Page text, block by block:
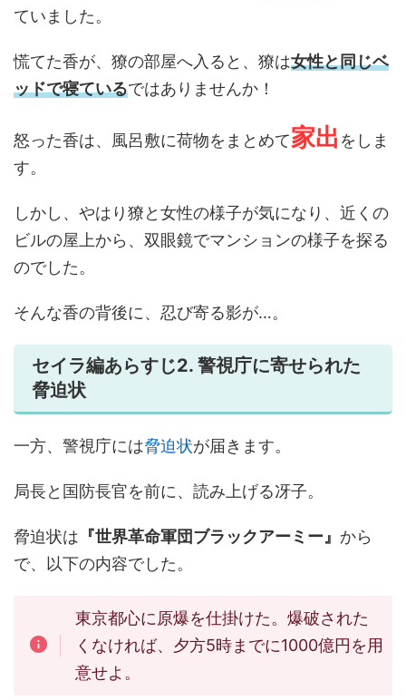
ていました。
慌てた香が、獠の部屋へ入ると、獠は女性と同じベ
ッドで寝ているではありませんか！
怒った香は、風呂敷に荷物をまとめて家出 をしま
す。
しかし、やはり獠と女性の様子が気になり、近くの
ビルの屋上から、双眼鏡でマンションの様子を探る
のでした。
そんな香の背後に、忍び寄る影が…。
セイラ編あらすじ2. 警視庁に寄せられた
脅迫状
一方、警視庁には脅迫状が届きます。
局長と国防長官を前に、読み上げる冴子。
脅迫状は 『世界革命軍団ブラックアーミー』 から
で、以下の内容でした。
東京都心に原爆を仕掛けた。爆破された
くなければ、夕方5時までに1000億円を用
意せよ。